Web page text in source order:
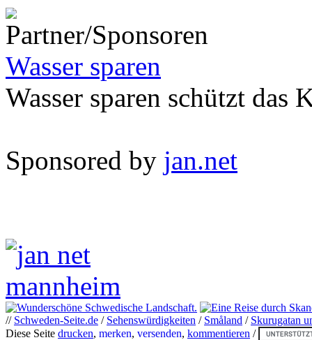
Wasser sparen
Wasser sparen schützt das
Sponsored by jan.net
// Schweden-Seite.de / Sehenswürdigkeiten / Småland / Skurugatan
Diese Seite drucken, merken, versenden, kommentieren /